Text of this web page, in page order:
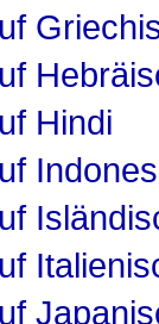
Hindi